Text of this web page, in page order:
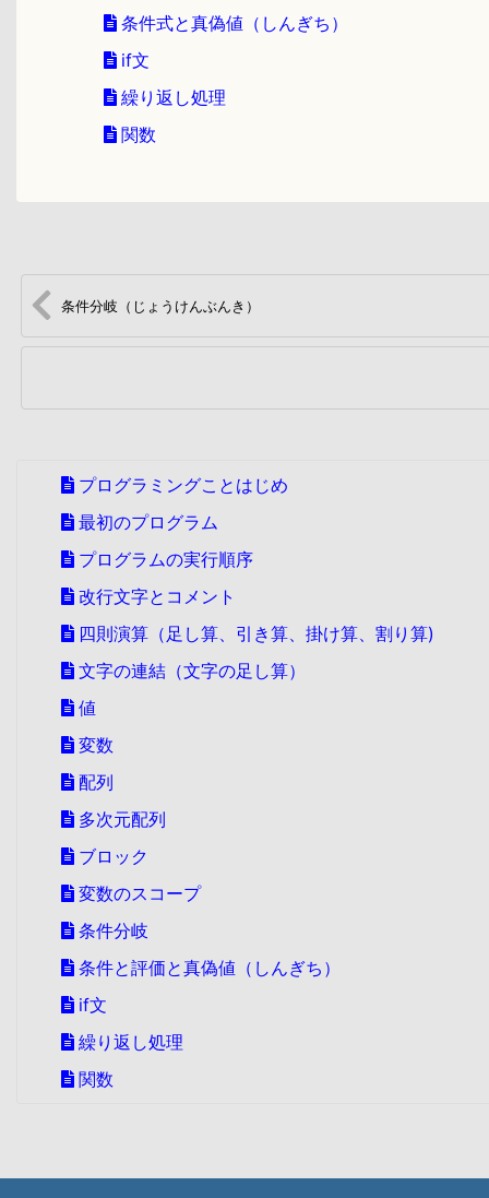
プログラミングことはじめ
最初のプログラム
プログラムの実行順序
改行文字とコメント
四則演算（足し算、引き算、掛け算、割り算)
文字の連結（文字の足し算）
値
変数
配列
多次元配列
ブロック
変数のスコープ
条件分岐
条件と評価と真偽値（しんぎち）
if文
繰り返し処理
関数
条件式と真偽値（しんぎち）
if文
繰り返し処理
関数
条件分岐（じょうけんぶんき）